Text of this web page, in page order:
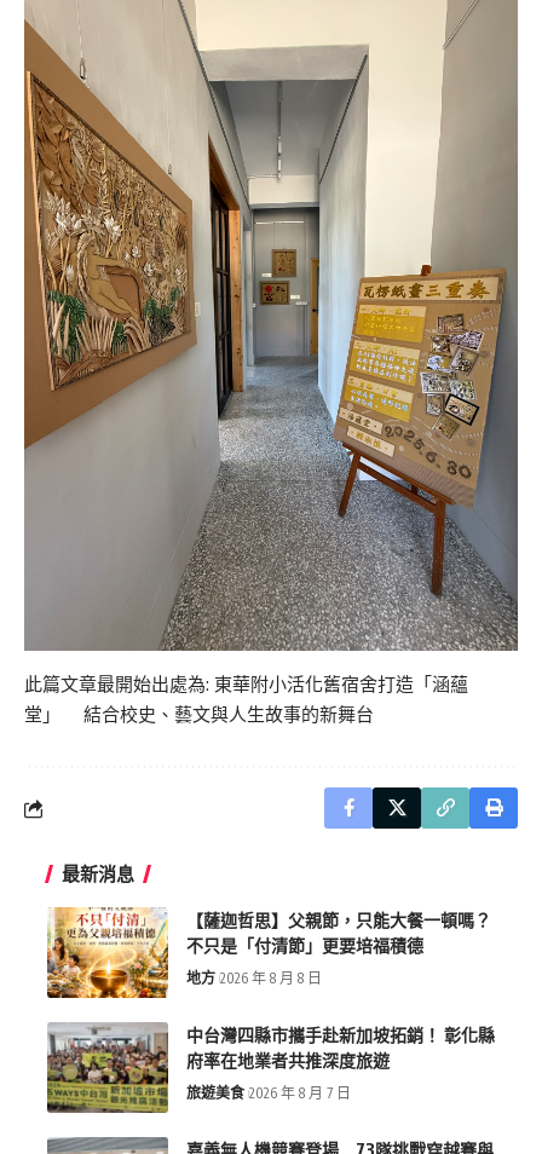
此篇文章最開始出處為: 東華附小活化舊宿舍打造「涵蘊
堂」 結合校史、藝文與人生故事的新舞台
最新消息
【薩迦哲思】父親節，只能大餐一頓嗎？
不只是「付清節」更要培福積德
地方 2026 年 8 月 8 日
中台灣四縣市攜手赴新加坡拓銷！ 彰化縣
府率在地業者共推深度旅遊
旅遊美食 2026 年 8 月 7 日
嘉義無人機競賽登場 73隊挑戰穿越賽與